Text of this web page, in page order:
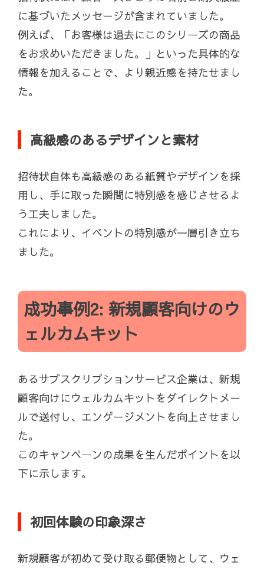
に基づいたメッセージが含まれていました。
例えば、「お客様は過去にこのシリーズの商品
をお求めいただきました。」といった具体的な
情報を加えることで、より親近感を持たせまし
た。
高級感のあるデザインと素材
招待状自体も高級感のある紙質やデザインを採
用し、手に取った瞬間に特別感を感じさせるよ
う工夫しました。
これにより、イベントの特別感が一層引き立ち
ました。
成功事例2: 新規顧客向けのウ
ェルカムキット
あるサブスクリプションサービス企業は、新規
顧客向けにウェルカムキットをダイレクトメー
ルで送付し、エンゲージメントを向上させまし
た。
このキャンペーンの成果を生んだポイントを以
下に示します。
初回体験の印象深さ
新規顧客が初めて受け取る郵便物として、ウェ